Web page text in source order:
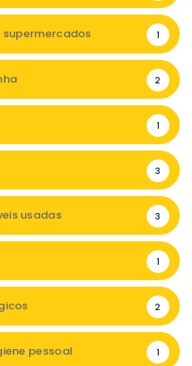
1
2
1
3
usadas 3
1
2
pessoal 1